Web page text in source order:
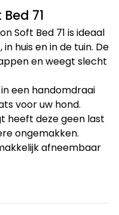
71
Soft Bed 71 is ideaal
huis en in de tuin. De
en weegt slecht
een handomdraai
voor uw hond.
heeft deze geen last
ongemakken.
afneembaar